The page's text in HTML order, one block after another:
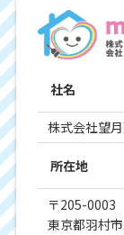
社名
株式会社望
所在地
〒205-0003
東京都羽村